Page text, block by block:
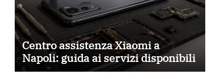
Centro assistenza Xiaomi a
Napoli: guida ai servizi disponibili